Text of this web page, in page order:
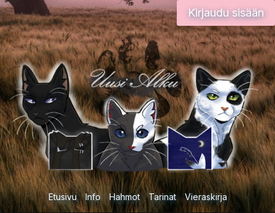
Siirry
sisältöön
Kirjaudu sisään
Etusivu Info Hahmot Tarinat Vieraskirja